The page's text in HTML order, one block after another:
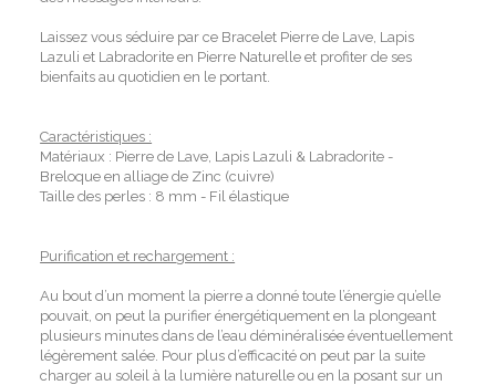
Laissez vous séduire par ce Bracelet Pierre de Lave, Lapis
Lazuli et Labradorite en Pierre Naturelle et profiter de ses
bienfaits au quotidien en le portant.
Caractéristiques :
Matériaux : Pierre de Lave, Lapis Lazuli & Labradorite -
Breloque en alliage de Zinc (cuivre)
Taille des perles : 8 mm - Fil élastique
Purification et rechargement :
Au bout d’un moment la pierre a donné toute l’énergie qu’elle
pouvait, on peut la purifier énergétiquement en la plongeant
plusieurs minutes dans de l’eau déminéralisée éventuellement
légèrement salée. Pour plus d’efficacité on peut par la suite
charger au soleil à la lumière naturelle ou en la posant sur un